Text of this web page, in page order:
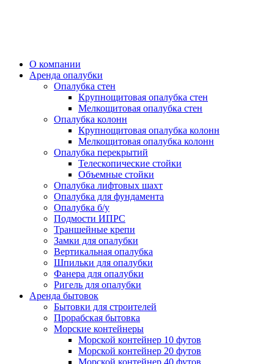
О компании
Аренда опалубки
Опалубка стен
Крупнощитовая опалубка стен
Мелкощитовая опалубка стен
Опалубка колонн
Крупнощитовая опалубка колонн
Мелкощитовая опалубка колонн
Опалубка перекрытий
Телескопические стойки
Объемные стойки
Опалубка лифтовых шахт
Опалубка для фундамента
Опалубка б/у
Подмости ИПРС
Траншейные крепи
Замки для опалубки
Вертикальная опалубка
Шпильки для опалубки
Фанера для опалубки
Ригель для опалубки
Аренда бытовок
Бытовки для строителей
Прорабская бытовка
Морские контейнеры
Морской контейнер 10 футов
Морской контейнер 20 футов
Морской контейнер 40 футов